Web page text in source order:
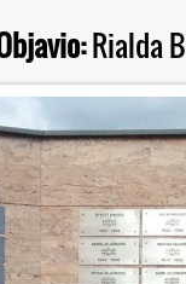
Rialda